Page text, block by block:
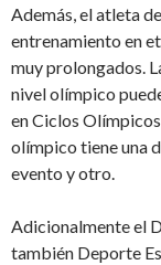
Además, el atleta
entrenamiento en
muy prolongados.
nivel olímpico
en Ciclos
olímpico tiene una
evento y otro.
Adicionalmente el
también Deporte